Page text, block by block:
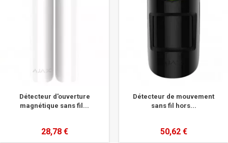
Détecteur d'ouverture
magnétique sans fil...
28,78 €
Détecteur de mouvement
sans fil hors...
50,62 €